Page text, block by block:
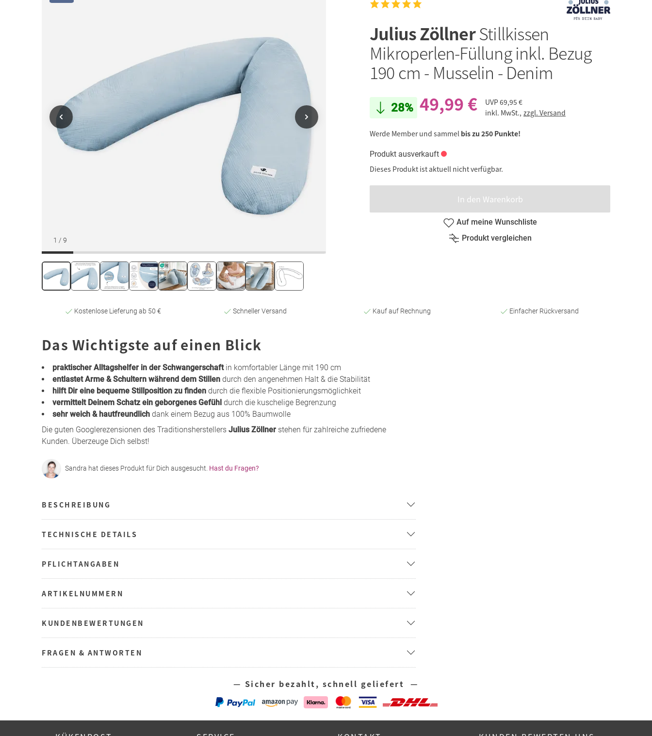
1 / 9
Julius ZöllnerStillkissen
Mikroperlen-Füllung inkl. Bezug
190 cm - Musselin - Denim
28% 49,99 € UVP69,95 €
inkl. MwSt., zzgl. Versand
Werde Member und sammel bis zu 250 Punkte!
Produkt ausverkauft
Dieses Produkt ist aktuell nicht verfügbar.
In den Warenkorb
Auf meine Wunschliste
Produkt vergleichen
Kostenlose Lieferung ab 50 € Schneller Versand Kauf auf Rechnung Einfacher Rückversand
Das Wichtigste auf einen Blick
praktischer Alltagshelfer in der Schwangerschaftin komfortabler Länge mit 190 cm
entlastet Arme & Schultern während dem Stillen durch den angenehmen Halt & die Stabilität
hilft Dir eine bequeme Stillposition zu finden durch die flexible Positionierungsmöglichkeit
vermittelt Deinem Schatz ein geborgenes Gefühl durch die kuschelige Begrenzung
sehr weich & hautfreundlich dank einem Bezug aus 100% Baumwolle
Die guten Googlerezensionen des Traditionsherstellers Julius Zöllner stehen für zahlreiche zufriedene
Kunden. Überzeuge Dich selbst!
Sandra hat dieses Produkt für Dich ausgesucht. Hast du Fragen?
BESCHREIBUNG
TECHNISCHE DETAILS
PFLICHTANGABEN
ARTIKELNUMMERN
KUNDENBEWERTUNGEN
FRAGEN & ANTWORTEN
— Sicher bezahlt, schnell geliefert —